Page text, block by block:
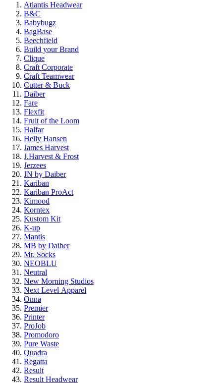
Atlantis Headwear
B&C
Babybugz
BagBase
Beechfield
Build your Brand
Clique
Craft Corporate
Craft Teamwear
Cutter & Buck
Daiber
Fare
Flexfit
Fruit of the Loom
Halfar
Helly Hansen
James Harvest
J.Harvest & Frost
Jerzees
JN by Daiber
Kariban
Kariban ProAct
Kimood
Korntex
Kustom Kit
K-up
Mantis
MB by Daiber
Mr. Socks
NEOBLU
Neutral
New Morning Studios
Next Level Apparel
Onna
Premier
Printer
ProJob
Promodoro
Pure Waste
Quadra
Regatta
Result
Result Headwear